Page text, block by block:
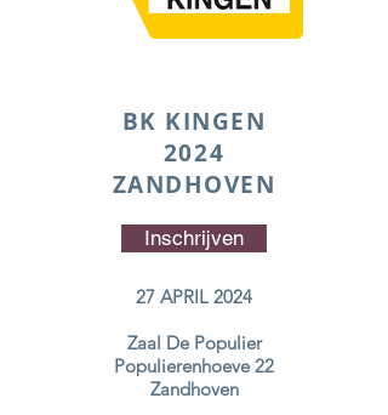
BK KINGEN
2024
ZANDHOVEN
Inschrijven
27 APRIL 2024
Zaal De Populier
Populierenhoeve 22
Zandhoven